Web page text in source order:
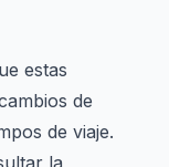
estas
de
de viaje.
la